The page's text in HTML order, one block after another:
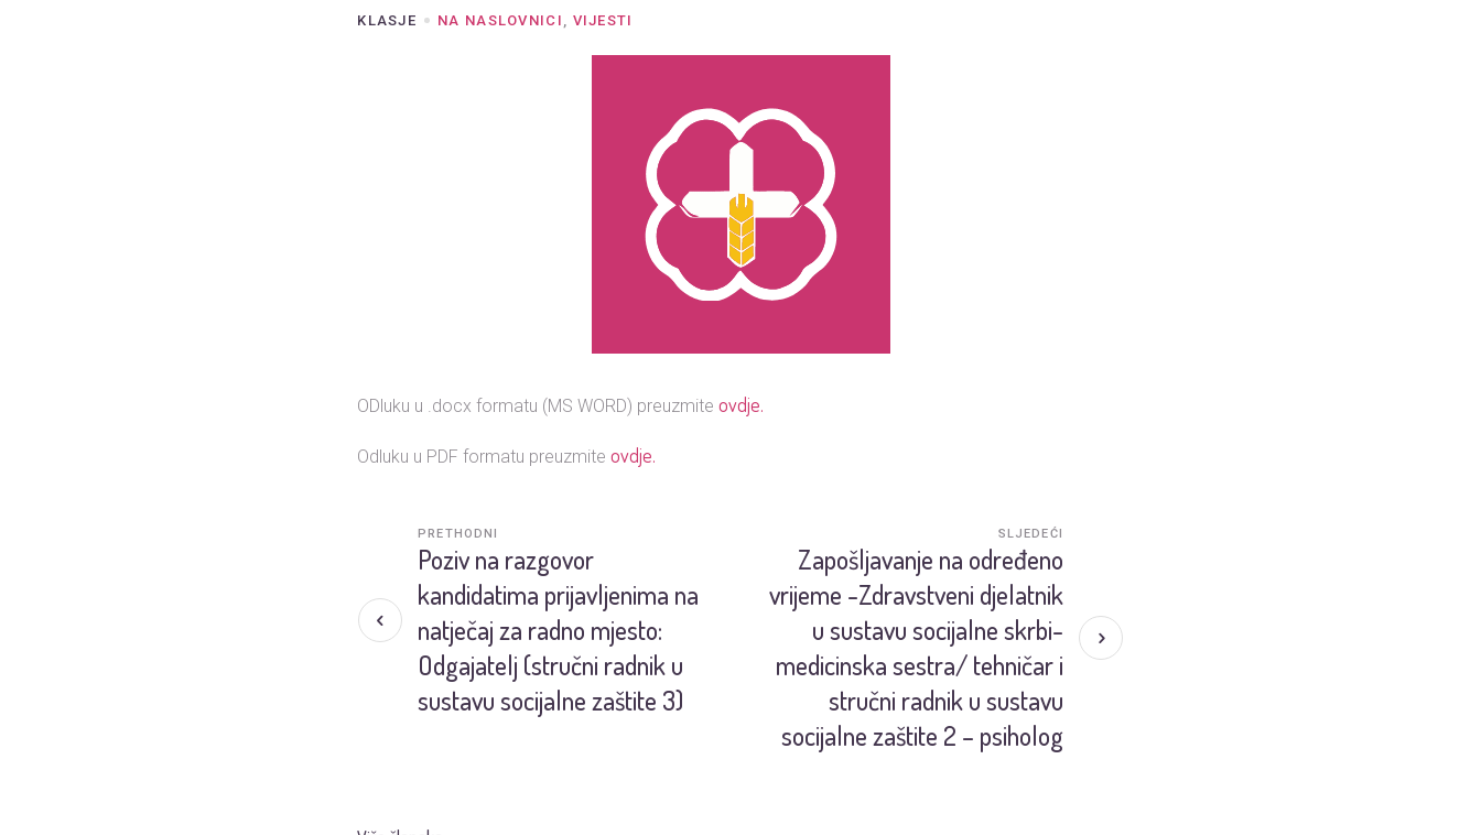
KLASJE NA NASLOVNICI , VIJESTI
ODluku u .docx formatu (MS WORD) preuzmiteovdje.
Odluku u PDF formatu preuzmite ovdje.
Poziv na razgovor
kandidatima prijavljenima na
natječaj za radno mjesto:
Odgajatelj (stručni radnik u
sustavu socijalne zaštite 3)
PRETHODNI
Zapošljavanje na određeno
vrijeme -Zdravstveni djelatnik
u sustavu socijalne skrbi-
medicinska sestra/ tehničar i
stručni radnik u sustavu
socijalne zaštite 2 – psiholog
SLJEDEĆI